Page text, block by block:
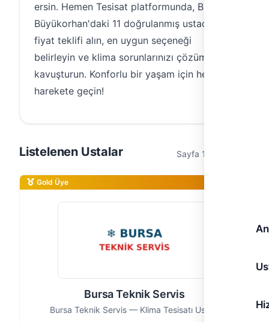
ersin. Hemen Tesisat platformunda, Bursa
Büyükorhan'daki 11 doğrulanmış ustadan
fiyat teklifi alın, en uygun seçeneği
belirleyin ve klima sorunlarınızı çözüme
kavuşturun. Konforlu bir yaşam için hemen
harekete geçin!
Listelenen Ustalar Sayfa 1 / 1 (1 usta)
Gold Üye
Bursa Teknik Servis
Bursa Teknik Servis — Klima Tesisatı Ustası